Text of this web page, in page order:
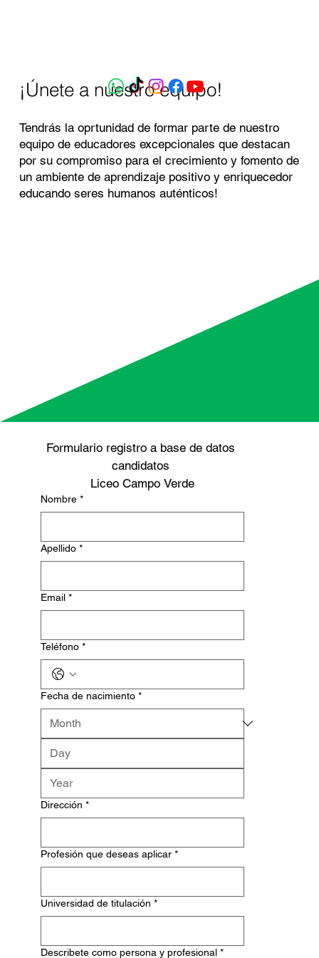
¡Únete a nuestro equipo!
Tendrás la oprtunidad de formar parte de nuestro
equipo de educadores excepcionales que destacan
por su compromiso para el crecimiento y fomento de
un ambiente de aprendizaje positivo y enriquecedor
educando seres humanos auténticos!
Formulario registro a base de datos
candidatos
Liceo Campo Verde
Nombre *
Apellido *
Email *
Teléfono *
Fecha de nacimiento *
Dirección *
Profesión que deseas aplicar *
Universidad de titulación *
Describete como persona y profesional *